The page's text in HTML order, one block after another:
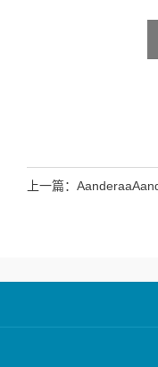
上一篇：